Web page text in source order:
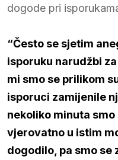
dogode pri
“Često se sjetim
isporuku narudžbi
mi smo se prilikom
isporuci zamijenile
nekoliko minuta
vjerovatno u istim
dogodilo, pa smo se